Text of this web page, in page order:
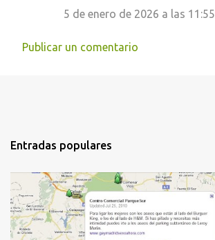
5 de enero de 2026 a las 11:55
Publicar un comentario
Entradas populares